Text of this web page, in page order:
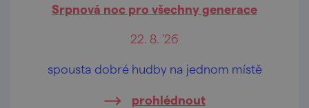
Srpnová noc pro všechny generace
22. 8. '26
spousta dobré hudby na jednom místě
prohlédnout